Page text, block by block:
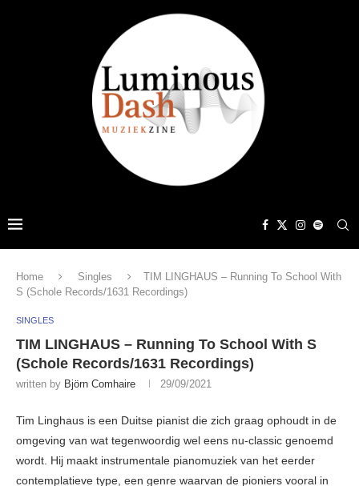
Home Singles
TIM LINGHAUS – Running To School With
S (Schole Records/1631 Recordings)
SINGLES
TIM LINGHAUS – Running To School With S
(Schole Records/1631 Recordings)
written by Björn Comhaire 29/09/2021
Tim Linghaus is een Duitse pianist die zich graag ophoudt in de
omgeving van wat tegenwoordig wel eens nu-classic genoemd
wordt. Hij maakt instrumentale pianomuziek van het eerder
contemplatieve type, een genre waarvan de pioniers vooral in